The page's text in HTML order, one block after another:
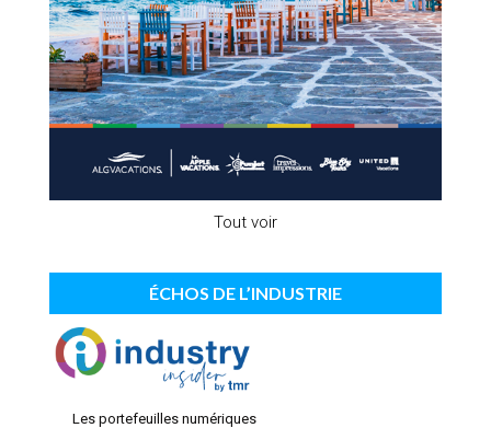
Tout voir
ÉCHOS DE L’INDUSTRIE
Les portefeuilles numériques